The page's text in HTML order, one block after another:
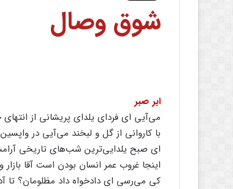
شوق‌ وصال‌
ابر صبر
می‌آیی‌ ای‌ فردای‌ یلدای‌ پریشانی‌ از
با کاروانی‌ از گل‌ و لبخند می‌آیی‌ در
ای‌ صبح‌ یلدایی‌ترین‌ شب‌های‌ تاریخی‌
اینجا غروب‌ عمر انسان‌ بودن‌ است‌ آقا
کی‌ می‌رسی‌ ای‌ دادخواه‌ داد مظلومان‌؟ تا